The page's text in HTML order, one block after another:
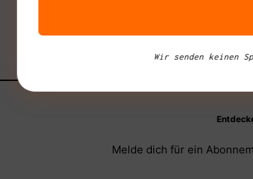
Wir senden keinen
Melde dich für ein